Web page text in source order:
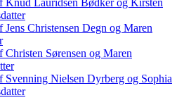
Knud Lauridsen Bødker og Kirsten
Jens Christensen Degn og Maren
Christen Sørensen og Maren
Svenning Nielsen Dyrberg og Sophia